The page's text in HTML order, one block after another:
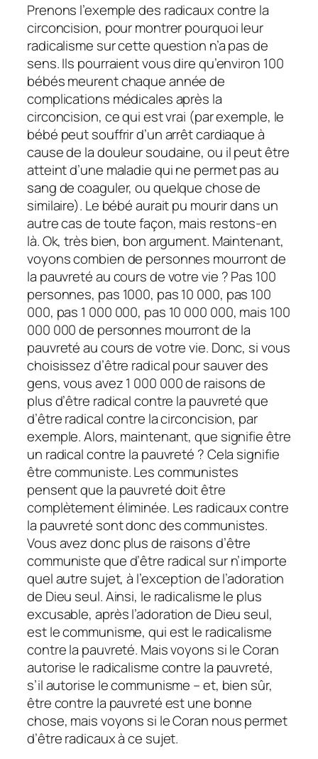
Prenons l’exemple des radicaux contre la
circoncision, pour montrer pourquoi leur
radicalisme sur cette question n’a pas de
sens. Ils pourraient vous dire qu’environ 100
bébés meurent chaque année de
complications médicales après la
circoncision, ce qui est vrai (par exemple, le
bébé peut souffrir d’un arrêt cardiaque à
cause de la douleur soudaine, ou il peut être
atteint d’une maladie qui ne permet pas au
sang de coaguler, ou quelque chose de
similaire). Le bébé aurait pu mourir dans un
autre cas de toute façon, mais restons-en
là. Ok, très bien, bon argument. Maintenant,
voyons combien de personnes mourront de
la pauvreté au cours de votre vie ? Pas 100
personnes, pas 1000, pas 10 000, pas 100
000, pas 1 000 000, pas 10 000 000, mais 100
000 000 de personnes mourront de la
pauvreté au cours de votre vie. Donc, si vous
choisissez d’être radical pour sauver des
gens, vous avez 1 000 000 de raisons de
plus d’être radical contre la pauvreté que
d’être radical contre la circoncision, par
exemple. Alors, maintenant, que signifie être
un radical contre la pauvreté ? Cela signifie
être communiste. Les communistes
pensent que la pauvreté doit être
complètement éliminée. Les radicaux contre
la pauvreté sont donc des communistes.
Vous avez donc plus de raisons d’être
communiste que d’être radical sur n’importe
quel autre sujet, à l’exception de l’adoration
de Dieu seul. Ainsi, le radicalisme le plus
excusable, après l’adoration de Dieu seul,
est le communisme, qui est le radicalisme
contre la pauvreté. Mais voyons si le Coran
autorise le radicalisme contre la pauvreté,
s’il autorise le communisme – et, bien sûr,
être contre la pauvreté est une bonne
chose, mais voyons si le Coran nous permet
d’être radicaux à ce sujet.